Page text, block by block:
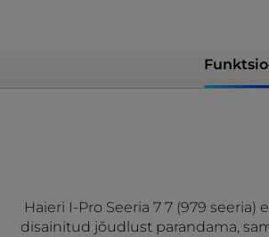
Haieri I-Pro Seeria 7 7 (979
disainitud jõudlust parandama,